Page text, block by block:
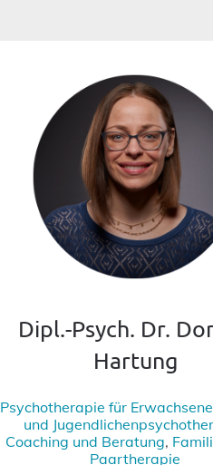
Dipl.-Psych. Dr.
Hartung
Psychotherapie für Erwachsene
und
Coaching und Beratung,
Paartherapie